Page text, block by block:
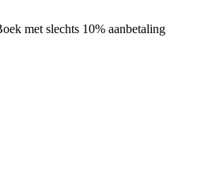
met slechts 10% aanbetaling